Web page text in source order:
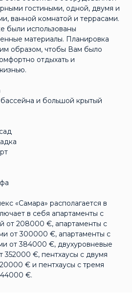
гостиными, одной, двумя и
ванной комнатой и террасами.
были использованы
материалы. Планировка
образом, чтобы Вам было
отдыхать и
бассейна и большой крытый
«Самара» располагается в
в себя апартаменты с
от 208000 €, апартаменты с
от 300000 €, апартаменты с
от 384000 €, двухуровневые
352000 €, пентхаусы с двумя
€ и пентхаусы с тремя
€.